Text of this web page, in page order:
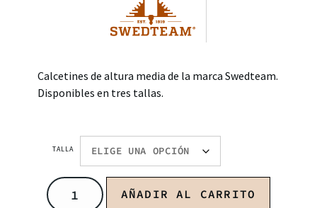
Calcetines de altura media de la marca Swedteam.
Disponibles en tres tallas.
TALLA
AÑADIR AL CARRITO